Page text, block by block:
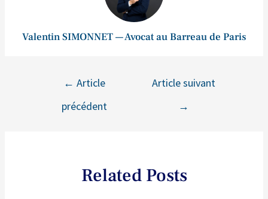
Valentin SIMONNET — Avocat au Barreau de Paris
← Article
précédent
Article suivant
→
Related Posts